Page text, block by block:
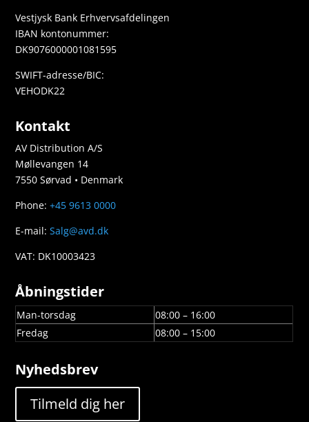
Vestjysk Bank Erhvervsafdelingen
IBAN kontonummer:
DK9076000001081595
SWIFT-adresse/BIC:
VEHODK22
Kontakt
AV Distribution A/S
Møllevangen 14
7550 Sørvad • Denmark
Phone:+45 9613 0000
E-mail:Salg@avd.dk
VAT: DK10003423
Åbningstider
Man-torsdag
08:00 – 16:00
Fredag
08:00 – 15:00
Nyhedsbrev
Tilmeld dig her